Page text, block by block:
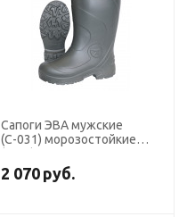
Сапоги ЭВА мужские
(С-031) морозостойкие
манжетой, цв. Оливковый
2 070 руб.